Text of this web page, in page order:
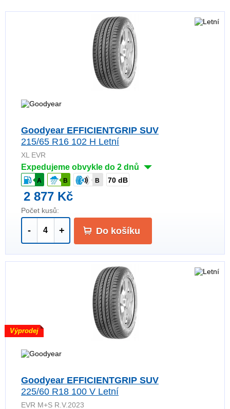
Goodyear EFFICIENTGRIP SUV
215/65 R16 102 H Letní
XL EVR
Expedujeme obvykle do 2 dnů
A B B 70 dB
2 877 Kč
Počet kusů:
- + Do košíku
Výprodej
Goodyear EFFICIENTGRIP SUV
225/60 R18 100 V Letní
EVR M+S R.V.2023